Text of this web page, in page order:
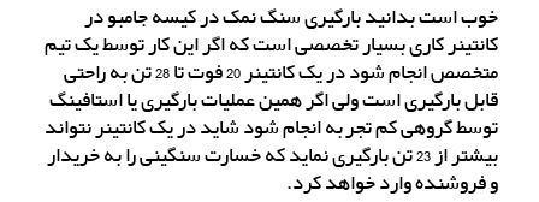
خوب است بدانید بارگیری سنگ نمک در کیسه جامبو در
کانتینر کاری بسیار تخصصی است که اگر این کار توسط یک تیم
متخصص انجام شود در یک کانتینر 20 فوت تا 28 تن به راحتی
قابل بارگیری است ولی اگر همین عملیات بارگیری یا استافینگ
توسط گروهی کم تجربه انجام شود شاید در یک کانتینر نتواند
بیشتر از 23 تن بارگیری نماید که خسارت سنگینی را به خریدار
و فروشنده وارد خواهد کرد.